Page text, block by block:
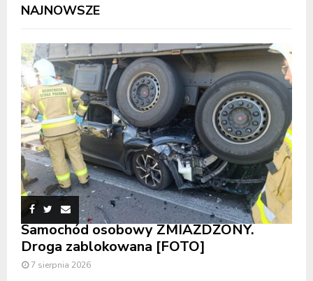
NAJNOWSZE
Samochód osobowy ZMIAŻDŻONY.
Droga zablokowana [FOTO]
7 sierpnia 2026